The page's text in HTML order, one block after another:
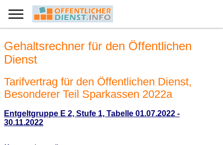
Gehaltsrechner für den Öffentlichen
Dienst
Tarifvertrag für den Öffentlichen Dienst,
Besonderer Teil Sparkassen 2022a
Entgeltgruppe E 2, Stufe 1, Tabelle 01.07.2022 -
30.11.2022